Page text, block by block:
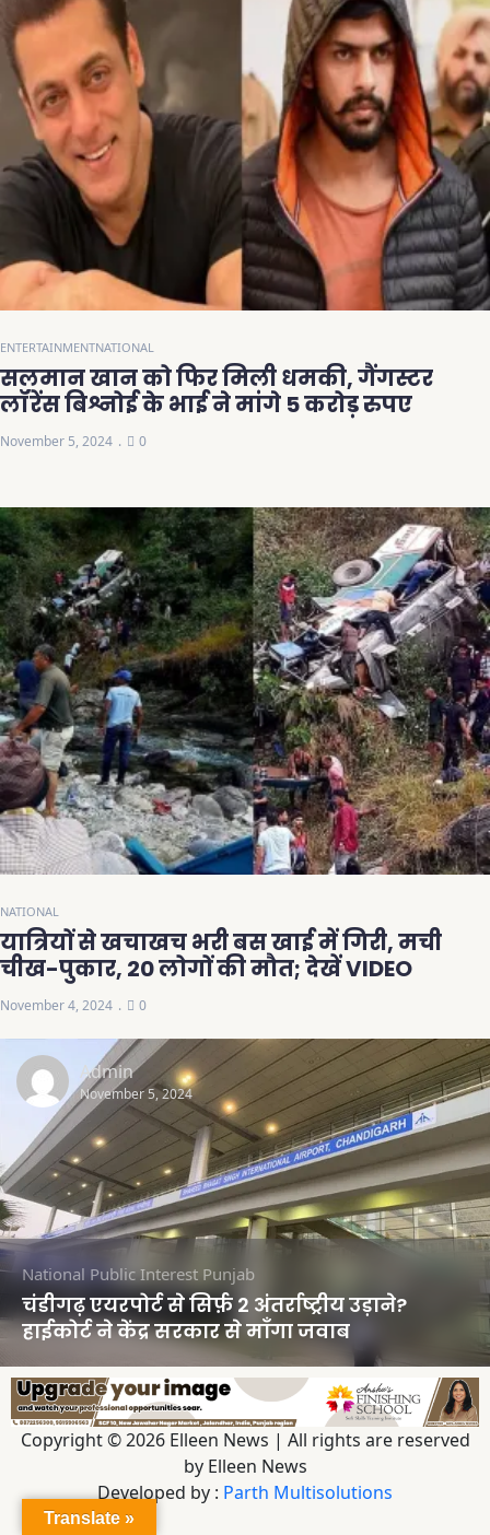
ENTERTAINMENTNATIONAL
सलमान खान को फिर मिली धमकी, गैंगस्टर
लॉरेंस बिश्नोई के भाई ने मांगे 5 करोड़ रुपए
November 5, 2024 0
NATIONAL
यात्रियों से खचाखच भरी बस खाई में गिरी, मची
चीख-पुकार, 20 लोगों की मौत; देखें VIDEO
November 4, 2024 0
Admin
November 5, 2024
National Public Interest Punjab
चंडीगढ़ एयरपोर्ट से सिर्फ़ 2 अंतर्राष्ट्रीय उड़ाने?
हाईकोर्ट ने केंद्र सरकार से माँगा जवाब
Copyright © 2026 Elleen News | All rights are reserved
by Elleen News
Developed by : Parth Multisolutions
Translate »